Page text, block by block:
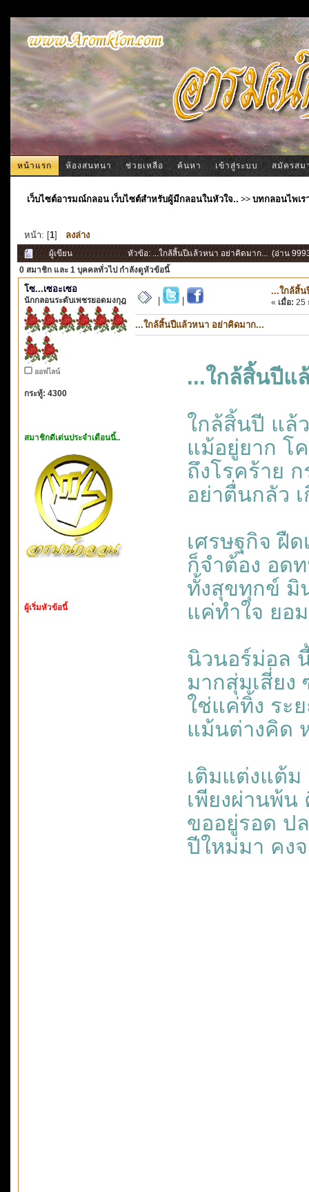
หน้าแรก ห้องสนทนา ช่วยเหลือ ค้นหา เข้าสู่ระบบ สมัครสม
เว็บไซต์อารมณ์กลอน เว็บไซต์สำหรับผู้มีกลอนในหัวใจ.. >>บทกลอนไพเร
หน้า: [1] ลงล่าง
ผู้เขียน
หัวข้อ: ...ใกล้สิ้นปีแล้วหนา อย่าคิดมาก... (อ่าน
0 สมาชิก และ 1 บุคคลทั่วไป กำลังดูหัวข้อนี้
โซ...เซอะเซอ
นักกลอนระดับเพชรยอดมงกุฎ
ออฟไลน์
กระทู้: 4300
สมาชิกดีเด่นประจำเดือนนี้..
ผู้เริ่มหัวข้อนี้
...ใกล้สิ้
« เมื่อ: 25
...ใกล้สิ้นปีแล้วหนา อย่าคิดมาก...
...ใกล้สิ้นปีแ
ใกล้สิ้นปี แล้
แม้อยู่ยาก โ
ถึงโรคร้าย
อย่าตื่นกลัว
เศรษฐกิจ ฝืด
ก็จำต้อง อด
ทั้งสุขทุกข์ มิ
แค่ทำใจ ยอ
นิวนอร์ม่อล
มากสุ่มเสี่ยง
ใช่แค่ทิ้ง ระ
แม้นต่างคิด
เติมแต่งแต้
เพียงผ่านพ้
ขออยู่รอด ป
ปีใหม่มา คง